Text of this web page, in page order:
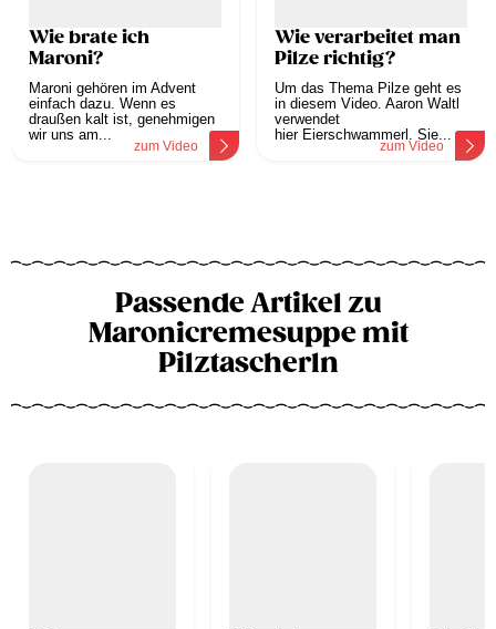
Wie brate ich
Maroni?
Maroni gehören im Advent
einfach dazu. Wenn es
draußen kalt ist, genehmigen
wir uns am...
zum Video
Wie verarbeitet man
Pilze richtig?
Um das Thema Pilze geht es
in diesem Video. Aaron Waltl
verwendet
hier Eierschwammerl. Sie...
zum Video
Passende Artikel zu
Maronicremesuppe mit
Pilztascherln